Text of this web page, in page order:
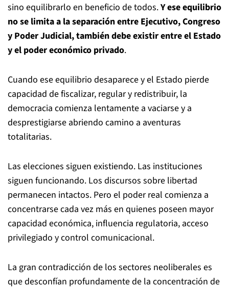
sino equilibrarlo en beneficio de todos.Yese equilibrio
no se limita a la separación entre Ejecutivo, Congreso
y Poder Judicial, también debe existir entre el Estado
y el poder económico privado.
Cuando ese equilibrio desaparece y el Estado pierde
capacidad de fiscalizar, regular y redistribuir, la
democracia comienza lentamente a vaciarse y a
desprestigiarse abriendo camino a aventuras
totalitarias.
Las elecciones siguen existiendo. Las instituciones
siguen funcionando. Los discursos sobre libertad
permanecen intactos. Pero el poder real comienza a
concentrarse cada vez más en quienes poseen mayor
capacidad económica, influencia regulatoria, acceso
privilegiado y control comunicacional.
La gran contradicción de los sectores neoliberales es
que desconfían profundamente de la concentración de